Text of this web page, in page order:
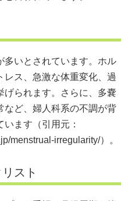
多いとされています。ホル
レス、急激な体重変化、過
げられます。さらに、多嚢
など、婦人科系の不調が背
ます（引用元：
menstrual-irregularity/）。
スト